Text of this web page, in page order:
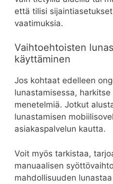
että tilisi
vaatimuksia.
Vaihtoehtoisten
käyttäminen
Jos kohtaat edelleen
lunastamisessa,
menetelmiä. Jotkut
lunastamisen
asiakaspalvelun kautta.
Voit myös tarkistaa,
manuaalisen
mahdollisuuden